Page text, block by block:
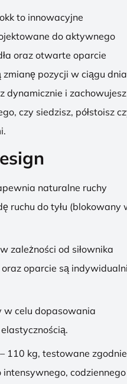
to innowacyjne
do aktywnego
oraz otwarte oparcie
pozycji w ciągu
dynamicznie i zachowujesz
czy siedzisz, półstoisz
naturalne ruchy
ruchu do tyłu (blokowany
zależności od siłownika
oparcie są
w celu dopasowania
110 kg, testowane
codziennego